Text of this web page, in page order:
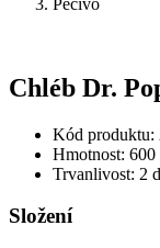
Chléb Dr.
Kód produktu:
Hmotnost: 600
Trvanlivost: 2
Složení